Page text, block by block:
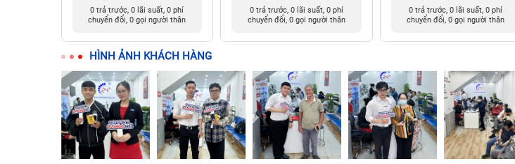
0 trả trước, 0 lãi suất, 0 phí
chuyển đổi, 0 gọi người thân
0 trả trước, 0 lãi suất, 0 phí
chuyển đổi, 0 gọi người thân
0 trả trước, 0 lãi suất, 0 phí
chuyển đổi, 0 gọi người thân
HÌNH ẢNH KHÁCH HÀNG